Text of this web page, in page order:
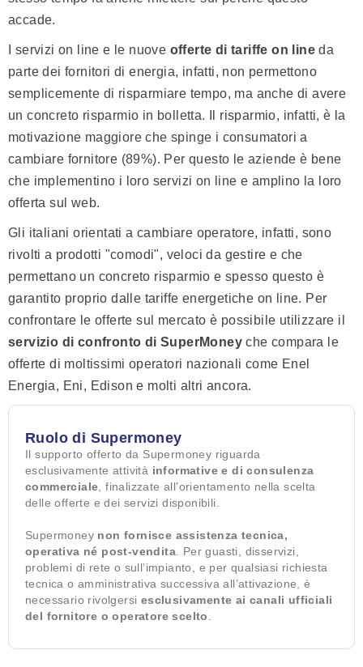
accade.
I servizi on line e le nuove offerte di tariffe on line da
parte dei fornitori di energia, infatti, non permettono
semplicemente di risparmiare tempo, ma anche di avere
un concreto risparmio in bolletta. Il risparmio, infatti, è la
motivazione maggiore che spinge i consumatori a
cambiare fornitore (89%). Per questo le aziende è bene
che implementino i loro servizi on line e amplino la loro
offerta sul web.
Gli italiani orientati a cambiare operatore, infatti, sono
rivolti a prodotti "comodi", veloci da gestire e che
permettano un concreto risparmio e spesso questo è
garantito proprio dalle tariffe energetiche on line. Per
confrontare le offerte sul mercato è possibile utilizzare il
servizio di confronto di SuperMoney che compara le
offerte di moltissimi operatori nazionali come Enel
Energia, Eni, Edison e molti altri ancora.
Ruolo di Supermoney
Il supporto offerto da Supermoney riguarda
esclusivamente attività informative e di consulenza
commerciale , finalizzate all’orientamento nella scelta
delle offerte e dei servizi disponibili.
Supermoney non fornisce assistenza tecnica,
operativa né post-vendita . Per guasti, disservizi,
problemi di rete o sull’impianto, e per qualsiasi richiesta
tecnica o amministrativa successiva all’attivazione, è
necessario rivolgersi esclusivamente ai canali ufficiali
del fornitore o operatore scelto